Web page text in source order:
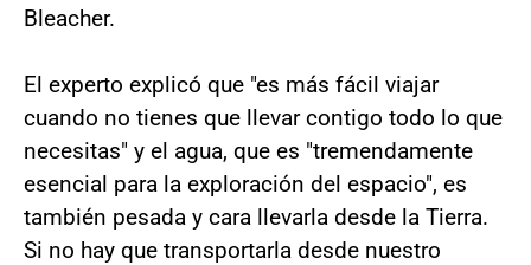
Bleacher.
El experto explicó que "es más fácil viajar
cuando no tienes que llevar contigo todo lo que
necesitas" y el agua, que es "tremendamente
esencial para la exploración del espacio", es
también pesada y cara llevarla desde la Tierra.
Si no hay que transportarla desde nuestro